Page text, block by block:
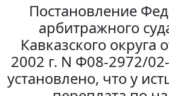
Постановление
арбитражного
Кавказского округа
2002 г. N Ф08-2972/
установлено, что у